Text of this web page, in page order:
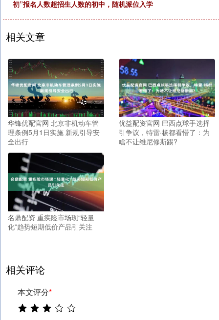
初”报名人数超招生人数的初中，随机派位入学
相关文章
华锋优配官网 北京非机动车管
理条例5月1日实施 新规引导安
全出行
优益配资官网 巴西点球手选择
引争议，特雷·杨都看懵了：为
啥不让维尼修斯踢?
名鼎配资 重疾险市场现“轻量
化”趋势短期低价产品引关注
相关评论
本文评分*